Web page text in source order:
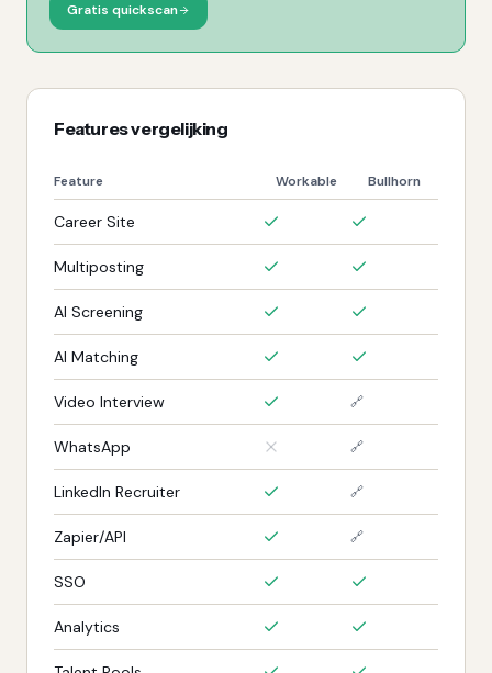
Gratis quickscan
Features vergelijking
Feature Workable Bullhorn
Career Site
Multiposting
AI Screening
AI Matching
Video Interview 🔗
WhatsApp 🔗
LinkedIn Recruiter 🔗
Zapier/API 🔗
SSO
Analytics